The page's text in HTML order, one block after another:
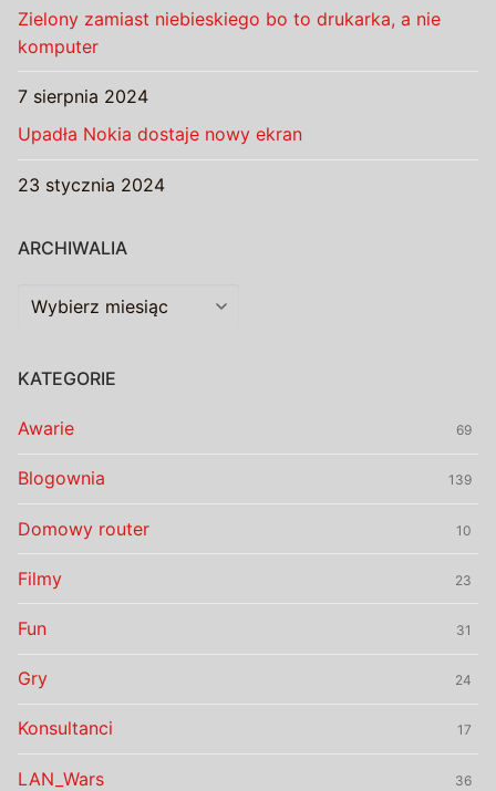
Zielony zamiast niebieskiego bo to drukarka, a nie
komputer
7 sierpnia 2024
Upadła Nokia dostaje nowy ekran
23 stycznia 2024
ARCHIWALIA
Archiwalia
KATEGORIE
Awarie 69
Blogownia 139
Domowy router 10
Filmy 23
Fun 31
Gry 24
Konsultanci 17
LAN_Wars 36